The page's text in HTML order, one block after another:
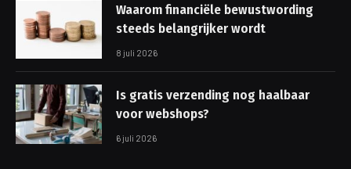
Waarom financiële bewustwording
steeds belangrijker wordt
8 juli 2026
Is gratis verzending nog haalbaar
voor webshops?
6 juli 2026